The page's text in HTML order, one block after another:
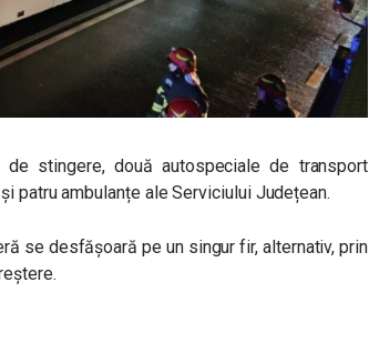
stingere, două autospeciale de transport
patru ambulanțe ale Serviciului Județean.
se desfășoară pe un singur fir, alternativ, prin